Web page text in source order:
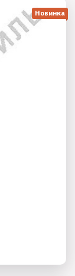
Новинка